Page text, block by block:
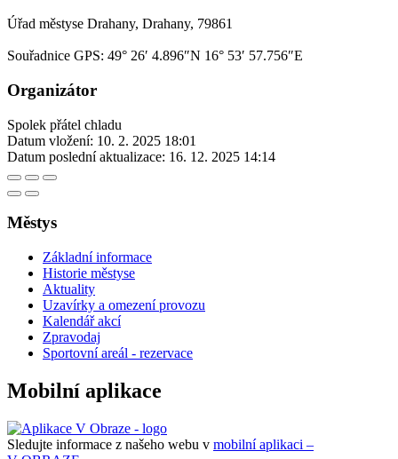
Úřad městyse Drahany, Drahany, 79861
Souřadnice GPS: 49° 26′ 4.896″N 16° 53′ 57.756″E
Organizátor
Spolek přátel chladu
Datum vložení: 10. 2. 2025 18:01
Datum poslední aktualizace: 16. 12. 2025 14:14
Městys
Základní informace
Historie městyse
Aktuality
Uzavírky a omezení provozu
Kalendář akcí
Zpravodaj
Sportovní areál - rezervace
Mobilní aplikace
Sledujte informace z našeho webu v mobilní aplikaci –